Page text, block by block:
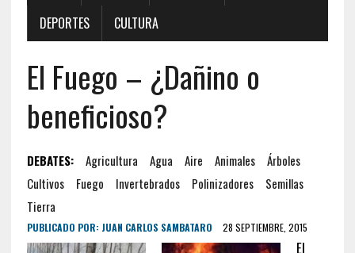
DEPORTES
CULTURA
El Fuego – ¿Dañino o
beneficioso?
DEBATES: Agricultura Agua Aire Animales
Árboles
Cultivos
Fuego Invertebrados Polinizadores
Semillas
Tierra
PUBLICADO POR: JUAN CARLOS SAMBATARO 28 SEPTIEMBRE, 2015
El